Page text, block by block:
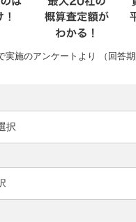
実施のアンケートより （回答